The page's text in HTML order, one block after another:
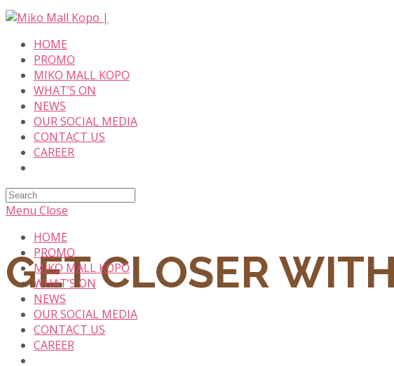
Skip
contentHOME
PROMO
MIKO MALL KOPO
WHAT’S ON
NEWS
OUR SOCIAL MEDIA
CONTACT US
CAREER
Search
this
Menu Close
HOME
PROMO
MIKO MALL KOPO
WHAT’S ON
NEWS
OUR SOCIAL MEDIA
CONTACT US
CAREER
GET CLOSER